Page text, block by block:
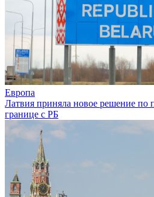
Европа
Латвия приняла новое решение по
границе с РБ